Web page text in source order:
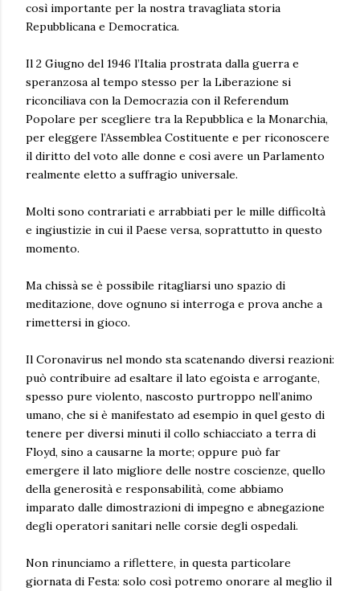
così importante per la nostra travagliata storia
Repubblicana e Democratica.
Il 2 Giugno del 1946 l’Italia prostrata dalla guerra e
speranzosa al tempo stesso per la Liberazione si
riconciliava con la Democrazia con il Referendum
Popolare per scegliere tra la Repubblica e la Monarchia,
per eleggere l’Assemblea Costituente e per riconoscere
il diritto del voto alle donne e così avere un Parlamento
realmente eletto a suffragio universale.
Molti sono contrariati e arrabbiati per le mille difficoltà
e ingiustizie in cui il Paese versa, soprattutto in questo
momento.
Ma chissà se è possibile ritagliarsi uno spazio di
meditazione, dove ognuno si interroga e prova anche a
rimettersi in gioco.
Il Coronavirus nel mondo sta scatenando diversi reazioni:
può contribuire ad esaltare il lato egoista e arrogante,
spesso pure violento, nascosto purtroppo nell’animo
umano, che si è manifestato ad esempio in quel gesto di
tenere per diversi minuti il collo schiacciato a terra di
Floyd, sino a causarne la morte; oppure può far
emergere il lato migliore delle nostre coscienze, quello
della generosità e responsabilità, come abbiamo
imparato dalle dimostrazioni di impegno e abnegazione
degli operatori sanitari nelle corsie degli ospedali.
Non rinunciamo a riflettere, in questa particolare
giornata di Festa: solo così potremo onorare al meglio il